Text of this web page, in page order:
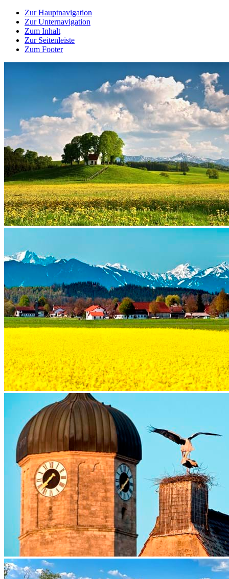
Zur Hauptnavigation
Zur Unternavigation
Zum Inhalt
Zur Seitenleiste
Zum Footer